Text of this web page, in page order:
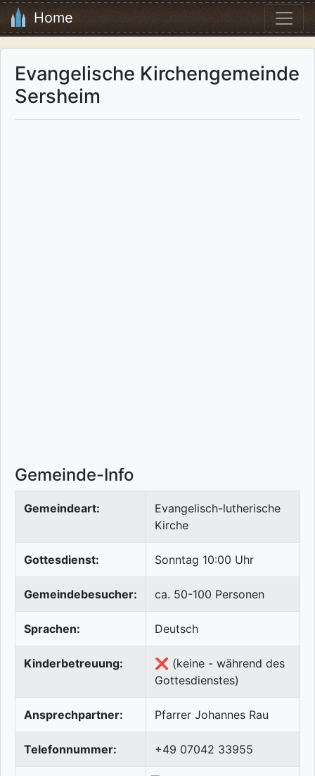
Home
Evangelische Kirchengemeinde
Sersheim
Gemeinde-Info
Gemeindeart:
Evangelisch-lutherische
Kirche
Gottesdienst: Sonntag 10:00 Uhr
Gemeindebesucher: ca. 50-100 Personen
Sprachen: Deutsch
Kinderbetreuung:
❌ (keine - während des
Gottesdienstes)
Ansprechpartner: Pfarrer Johannes Rau
Telefonnummer: +49 07042 33955